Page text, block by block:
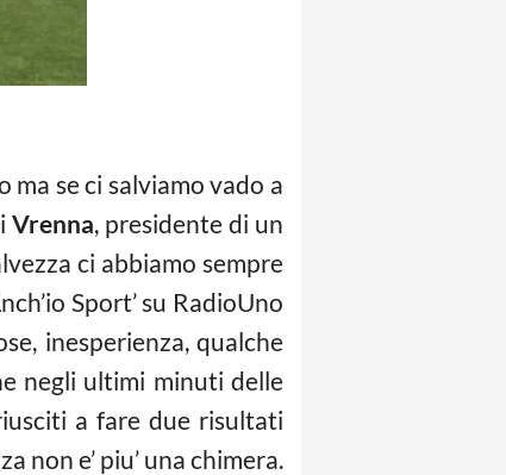
ma se ci salviamo vado a
Vrenna, presidente di un
ci abbiamo sempre
Sport’ su RadioUno
inesperienza, qualche
negli ultimi minuti delle
a fare due risultati
non e’ piu’ una chimera.